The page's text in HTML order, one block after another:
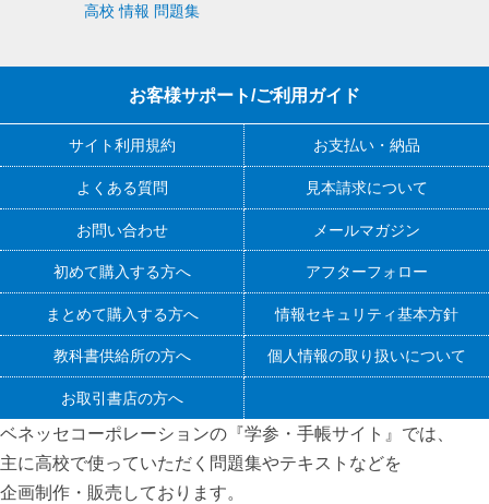
高校 情報 問題集
お客様サポート/ご利用ガイド
サイト利用規約 お支払い・納品
よくある質問 見本請求について
お問い合わせ メールマガジン
初めて購入する方へ アフターフォロー
まとめて購入する方へ 情報セキュリティ基本方針
教科書供給所の方へ 個人情報の取り扱いについて
お取引書店の方へ
ベネッセコーポレーションの『学参・手帳サイト』 では、
主に高校で使っていただく問題集やテキストなどを
企画制作・販売しております。